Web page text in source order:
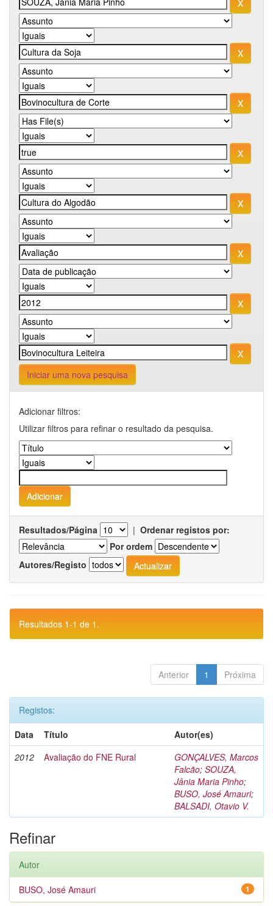
Iniciar uma nova pesquisa
Adicionar filtros:
Utilizar filtros para refinar o resultado da pesquisa.
Resultados/Página | Ordenar registos por:
Por ordem
Autores/Registo
Resultados 1-1 de 1.
Anterior 1 Próxima
Registos:
Data
Título
Autor(es)
2012
Avaliação do FNE Rural
GONÇALVES, Marcos
Falcão; SOUZA,
Jânia Maria Pinho;
BUSO, José Amauri;
BALSADI, Otavio V.
Refinar
Autor
1
BUSO, José Amauri